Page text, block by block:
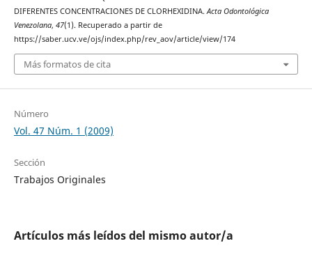
DIFERENTES CONCENTRACIONES DE CLORHEXIDINA.Acta Odontológica
Venezolana, 47(1). Recuperado a partir de
https://saber.ucv.ve/ojs/index.php/rev_aov/article/view/174
Más formatos de cita
Número
Vol. 47 Núm. 1 (2009)
Sección
Trabajos Originales
Artículos más leídos del mismo autor/a